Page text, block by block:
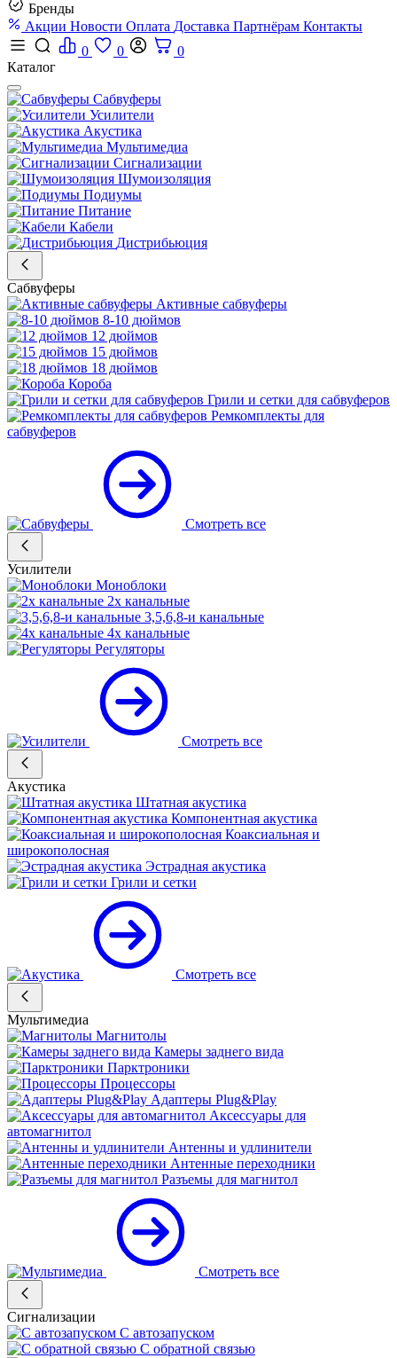
Бренды
Акции Новости Оплата Доставка Партнёрам Контакты
0
0
0
Каталог
Сабвуферы
Усилители
Акустика
Мультимедиа
Сигнализации
Шумоизоляция
Подиумы
Питание
Кабели
Дистрибьюция
Сабвуферы
Активные сабвуферы
8-10 дюймов
12 дюймов
15 дюймов
18 дюймов
Короба
Грили и сетки для сабвуферов
Ремкомплекты для
сабвуферов
Смотреть все
Усилители
Моноблоки
2х канальные
3,5,6,8-и канальные
4х канальные
Регуляторы
Смотреть все
Акустика
Штатная акустика
Компонентная акустика
Коаксиальная и
широкополосная
Эстрадная акустика
Грили и сетки
Смотреть все
Мультимедиа
Магнитолы
Камеры заднего вида
Парктроники
Процессоры
Адаптеры Plug&Play
Аксессуары для
автомагнитол
Антенны и удлинители
Антенные переходники
Разъемы для магнитол
Смотреть все
Сигнализации
С автозапуском
С обратной связью